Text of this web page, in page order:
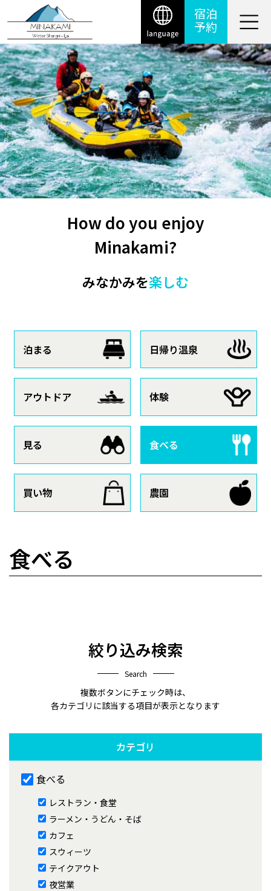
宿泊
予約
How do you enjoy
Minakami?
みなかみを楽しむ
泊まる 日帰り温泉
アウトドア 体験
見る 食べる
買い物 農園
食べる
絞り込み検索
Search
複数ボタンにチェック時は、
各カテゴリに該当する項目が表示となります
カテゴリ
食べる
レストラン・食堂
ラーメン・うどん・そば
カフェ
スウィーツ
テイクアウト
夜営業